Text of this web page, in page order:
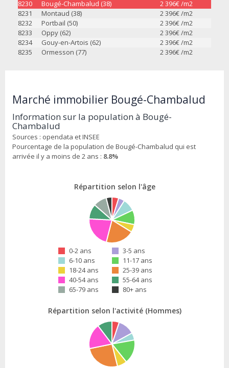
8230 Bougé-Chambalud (38) 2 396€ /m2
8231
Montaud (38) 2 396€ /m2
8232
Portbail (50) 2 396€ /m2
8233
Oppy (62) 2 396€ /m2
8234
Gouy-en-Artois (62) 2 396€ /m2
8235
Ormesson (77) 2 396€ /m2
Marché immobilier Bougé-Chambalud
Information sur la population à Bougé-
Chambalud
Sources : opendata et INSEE
Pourcentage de la population de Bougé-Chambalud qui est
arrivée il y a moins de 2 ans : 8.8%
Répartition selon l'âge
0-2 ans
3-5 ans
6-10 ans
11-17 ans
18-24 ans
25-39 ans
40-54 ans
55-64 ans
65-79 ans
80+ ans
Répartition selon l'activité (Hommes)